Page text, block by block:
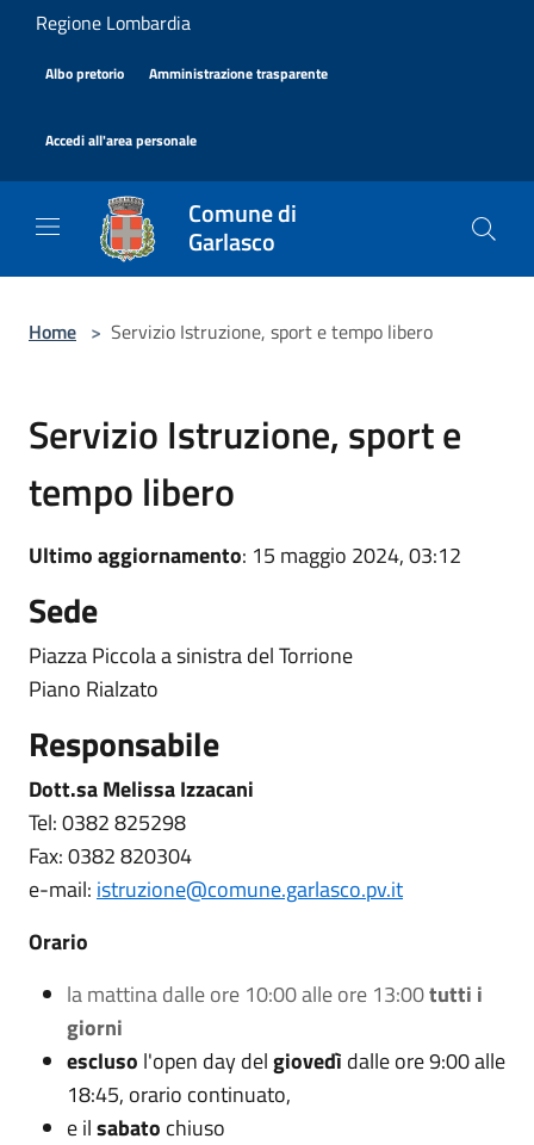
Salta al contenuto principale
Regione Lombardia
Albo pretorio Amministrazione trasparente
Accedi all'area personale
Comune di
Garlasco
Home > Servizio Istruzione, sport e tempo libero
Servizio Istruzione, sport e
tempo libero
Ultimo aggiornamento: 15 maggio 2024, 03:12
Sede
Piazza Piccola a sinistra del Torrione
Piano Rialzato
Responsabile
Dott.sa Melissa Izzacani
Tel: 0382 825298
Fax: 0382 820304
e-mail: istruzione@comune.garlasco.pv.it
Orario
la mattina dalle ore 10:00 alle ore 13:00tutti i
giorni
escluso l'open day delgiovedì dalle ore 9:00 alle
18:45, orario continuato,
e ilsabato chiuso